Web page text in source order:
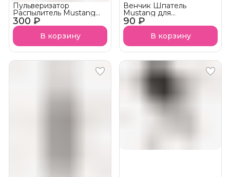
300 ₽
Пульверизатор
Распылитель Mustang
MPPS-04 30 мл
В корзину
90 ₽
Венчик Шпатель
Mustang для
смешивания KMVK-03
В корзину